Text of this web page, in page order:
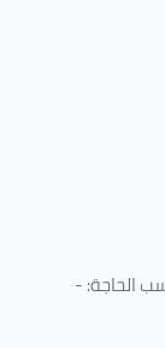
الحاجة: -